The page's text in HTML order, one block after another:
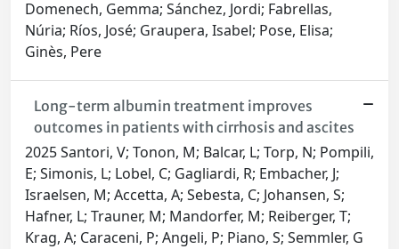
Domenech, Gemma; Sánchez, Jordi; Fabrellas,
Núria; Ríos, José; Graupera, Isabel; Pose, Elisa;
Ginès, Pere
Long-term albumin treatment improves
outcomes in patients with cirrhosis and ascites
2025 Santori, V; Tonon, M; Balcar, L; Torp, N; Pompili,
E; Simonis, L; Lobel, C; Gagliardi, R; Embacher, J;
Israelsen, M; Accetta, A; Sebesta, C; Johansen, S;
Hafner, L; Trauner, M; Mandorfer, M; Reiberger, T;
Krag, A; Caraceni, P; Angeli, P; Piano, S; Semmler, G